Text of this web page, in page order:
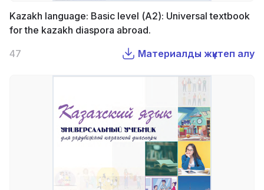
Kazakh language: Basic level (А2): Universal textbook
for the kazakh diaspora abroad.
47
Материалды жүктеп алу